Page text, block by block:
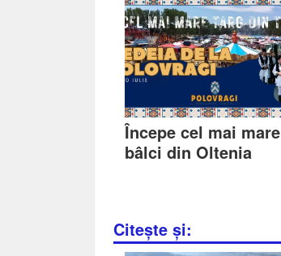
Începe cel mai mare
bâlci din Oltenia
Citește și: